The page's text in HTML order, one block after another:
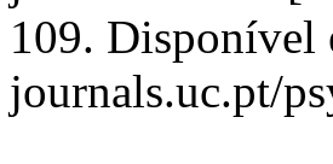
109. Disponível
journals.uc.pt/